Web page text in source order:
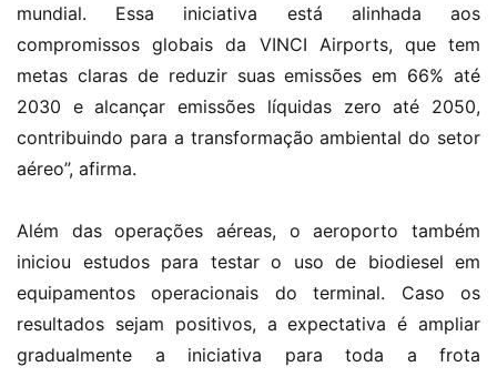
mundial. Essa iniciativa está alinhada aos
compromissos globais da VINCI Airports, que tem
metas claras de reduzir suas emissões em 66% até
2030 e alcançar emissões líquidas zero até 2050,
contribuindo para a transformação ambiental do setor
aéreo”, afirma.
Além das operações aéreas, o aeroporto também
iniciou estudos para testar o uso de biodiesel em
equipamentos operacionais do terminal. Caso os
resultados sejam positivos, a expectativa é ampliar
gradualmente a iniciativa para toda a frota